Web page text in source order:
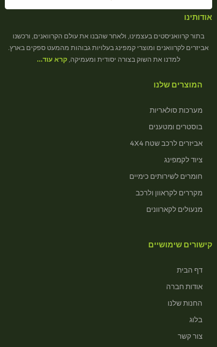
אודותינו
בתור קרוואניסטים בעצמינו, ולאחר שהבנו את עולם הקרוואנים, ורכשנו
אביזרים לקרוואנים ומוצרי קמפינג בעלויות גבוהות מהמעט ספקים בארץ.
למדנו את השוק בצורה יסודית ומעמיקה, קרא עוד…
המוצרים שלנו
מערכות סולאריות
בוסטרים ומטענים
אביזרים לרכב שטח 4X4
ציוד לקמפינג
חומרים לשירותים כימיים
מקררים לקראוון ולרכב
מנעולים לקארוונים
קישורים שימושיים
דף הבית
אודות חברה
החנות שלנו
בלוג
צור קשר